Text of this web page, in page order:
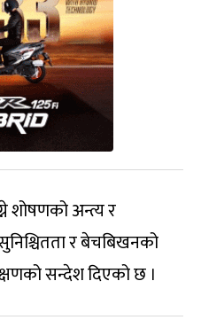
शोषणको अन्त्य र
र बेचबिखनको
सन्देश दिएको छ ।